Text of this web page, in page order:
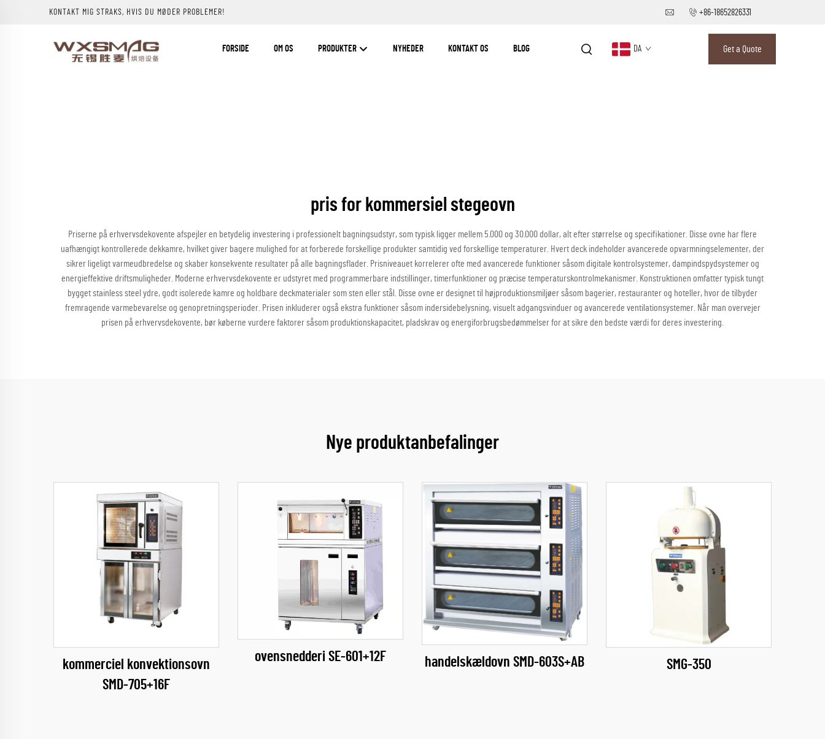
KONTAKT MIG STRAKS, HVIS DU MØDER PROBLEMER! +86-18652826331
FORSIDE OM OS PRODUKTER NYHEDER KONTAKT OS BLOG DA Get a Quote
pris for kommersiel stegeovn
Priserne på erhvervsdekovente afspejler en betydelig investering i professionelt bagningsudstyr, som typisk ligger mellem 5.000 og 30.000 dollar, alt efter størrelse og specifikationer. Disse ovne har flere
uafhængigt kontrollerede dekkamre, hvilket giver bagere mulighed for at forberede forskellige produkter samtidig ved forskellige temperaturer. Hvert deck indeholder avancerede opvarmningselementer, der
sikrer ligeligt varmeudbredelse og skaber konsekvente resultater på alle bagningsflader. Prisniveauet korrelerer ofte med avancerede funktioner såsom digitale kontrolsystemer, dampindspydsystemer og
energieffektive driftsmuligheder. Moderne erhvervsdekovente er udstyret med programmerbare indstillinger, timerfunktioner og præcise temperaturskontrolmekanismer. Konstruktionen omfatter typisk tungt
bygget stainless steel ydre, godt isolerede kamre og holdbare deckmaterialer som sten eller stål. Disse ovne er designet til højproduktionsmiljøer såsom bagerier, restauranter og hoteller, hvor de tilbyder
fremragende varmebevarelse og genopretningsperioder. Prisen inkluderer også ekstra funktioner såsom indersidebelysning, visuelt adgangsvinduer og avancerede ventilationsystemer. Når man overvejer
prisen på erhvervsdekovente, bør køberne vurdere faktorer såsom produktionskapacitet, pladskrav og energiforbrugsbedømmelser for at sikre den bedste værdi for deres investering.
Nye produktanbefalinger
kommerciel konvektionsovn
SMD-705+16F
ovensnedderi​ SE-601+12F handelskældovn SMD-603S+AB SMG-350